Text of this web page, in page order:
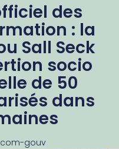
des
: la
Sall Seck
socio
de 50
dans
com-gouv